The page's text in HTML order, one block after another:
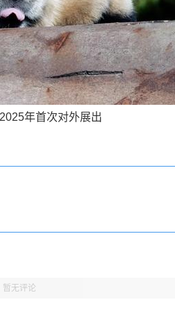
年首次对外展出
暂无评论